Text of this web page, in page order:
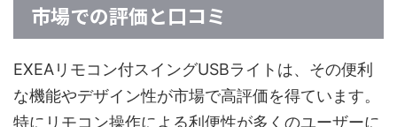
市場での評価と口コミ
EXEAリモコン付スイングUSBライトは、その便利
な機能やデザイン性が市場で高評価を得ています。
特にリモコン操作による利便性が多くのユーザーに